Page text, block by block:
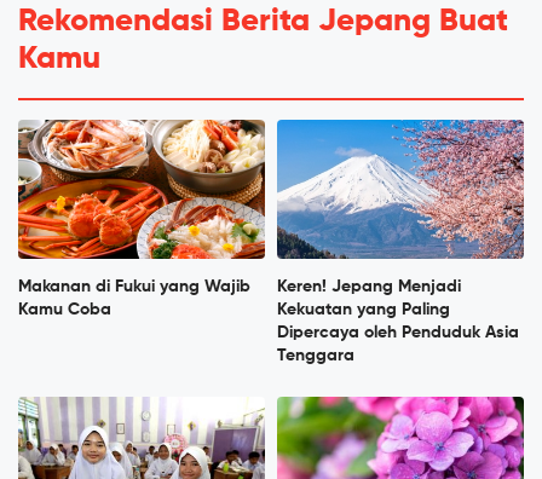
Rekomendasi Berita Jepang Buat
Kamu
Makanan di Fukui yang Wajib
Kamu Coba
Keren! Jepang Menjadi
Kekuatan yang Paling
Dipercaya oleh Penduduk Asia
Tenggara